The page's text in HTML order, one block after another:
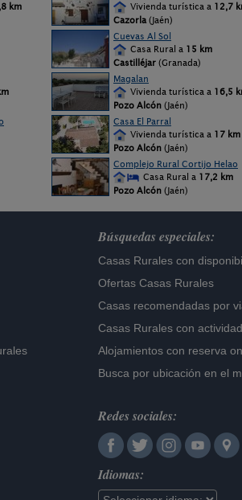
km
Vivienda turística a 12,7
Cazorla (Jaén)
Cuevas Al Sol
Casa Rural a 15 km
Castilléjar (Granada)
Magalan
Vivienda turística a 16,5
Pozo Alcón (Jaén)
Casa El Parral
Vivienda turística a 17 km
Pozo Alcón (Jaén)
Complejo Rural Cortijo Helao
Casa Rural a 17,2 km
Pozo Alcón (Jaén)
Búsquedas especiales:
Casas Rurales con
Ofertas Casas Rurales
Casas recomendadas por
Casas Rurales con
Alojamientos con reserva
Busca por ubicación en el
Redes sociales:
Idiomas: